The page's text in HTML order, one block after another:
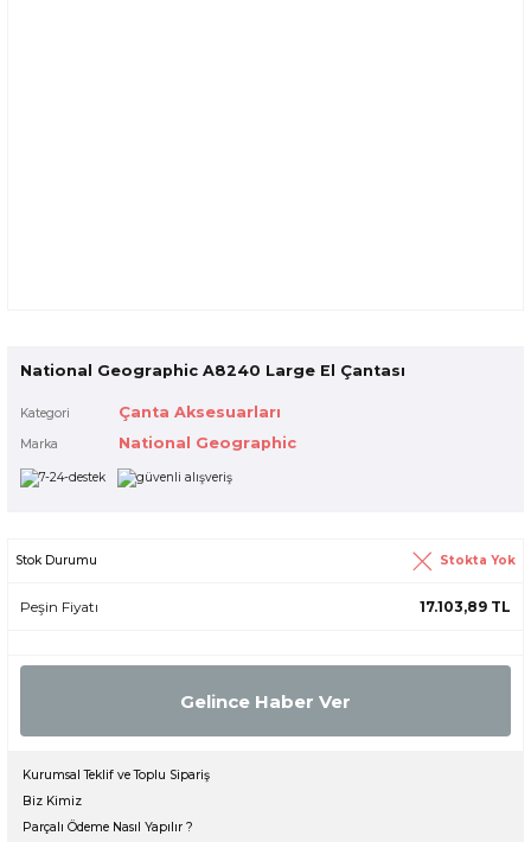
National Geographic A8240 Large El Çantası
Kategori Çanta Aksesuarları
Marka National Geographic
Stok Durumu Stokta Yok
Peşin Fiyatı 17.103,89 TL
Gelince Haber Ver
Kurumsal Teklif ve Toplu Sipariş
Biz Kimiz
Parçalı Ödeme Nasıl Yapılır ?